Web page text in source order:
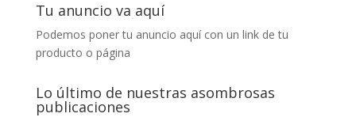
Tu anuncio va aquí
Podemos poner tu anuncio aquí con un link de tu
producto o página
Lo último de nuestras asombrosas
publicaciones